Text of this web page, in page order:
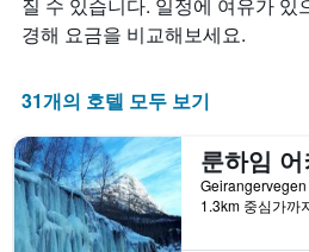
질 수 있습니다. 일정에 여유가 있
경해 요금을 비교해보세요.
31개의 호텔 모두 보기
1.3km 중심가까